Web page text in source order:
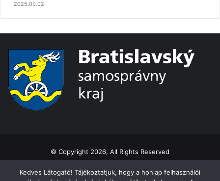
2025.09.02.
© Copyright 2026, All Rights Reserved
Kedves Látogató! Tájékoztatjuk, hogy a honlap felhasználói